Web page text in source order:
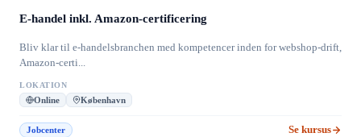
E-handel inkl. Amazon-certificering
Bliv klar til e-handelsbranchen med kompetencer inden for webshop-drift,
Amazon-certi...
LOKATION
Online København
Jobcenter Se kursus